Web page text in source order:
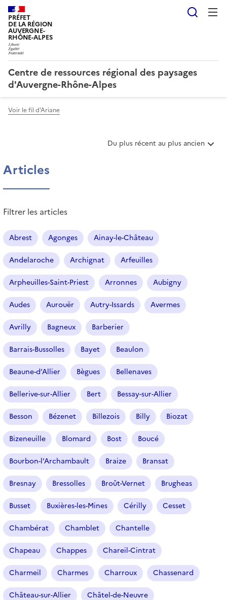
PRÉFET
DE LA RÉGION
AUVERGNE-
RHÔNE-ALPES
Centre de ressources régional des paysages
d'Auvergne-Rhône-Alpes
Voir le fil d'Ariane
T
t
i
c
l
e
s
Du plus récent au plus ancien
Articles
Filtrer les articles
Abrest Agonges Ainay-le-Château
Andelaroche Archignat Arfeuilles
Arpheuilles-Saint-Priest Arronnes Aubigny
Audes Aurouër Autry-Issards Avermes
Avrilly Bagneux Barberier
Barrais-Bussolles Bayet Beaulon
Beaune-d’Allier Bègues Bellenaves
Bellerive-sur-Allier Bert Bessay-sur-Allier
Besson Bézenet Billezois Billy Biozat
Bizeneuille Blomard Bost Boucé
Bourbon-l’Archambault Braize Bransat
Bresnay Bressolles Broût-Vernet Brugheas
Busset Buxières-les-Mines Cérilly Cesset
Chambérat Chamblet Chantelle
Chapeau Chappes Chareil-Cintrat
Charmeil Charmes Charroux Chassenard
Château-sur-Allier Châtel-de-Neuvre